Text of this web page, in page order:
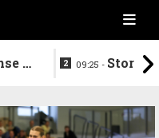
09:25 -